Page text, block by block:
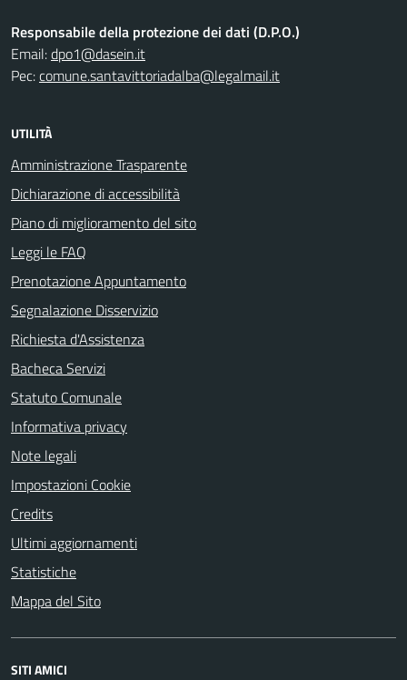
Responsabile della protezione dei dati (D.P.O.)
Email:dpo1@dasein.it
Pec:comune.santavittoriadalba@legalmail.it
UTILITÀ
Amministrazione Trasparente
Dichiarazione di accessibilità
Piano di miglioramento del sito
Leggi le FAQ
Prenotazione Appuntamento
Segnalazione Disservizio
Richiesta d'Assistenza
Bacheca Servizi
Statuto Comunale
Informativa privacy
Note legali
Impostazioni Cookie
Credits
Ultimi aggiornamenti
Statistiche
Mappa del Sito
SITI AMICI